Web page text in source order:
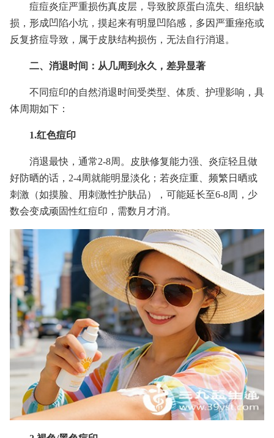
痘痘炎症严重损伤真皮层，导致胶原蛋白流失、组织缺
损，形成凹陷小坑，摸起来有明显凹陷感，多因严重痤疮或
反复挤痘导致，属于皮肤结构损伤，无法自行消退。
二、消退时间：从几周到永久，差异显著
不同痘印的自然消退时间受类型、体质、护理影响，具
体周期如下：
1.红色痘印
消退最快，通常2-8周。皮肤修复能力强、炎症轻且做
好防晒的话，2-4周就能明显淡化；若炎症重、频繁日晒或
刺激（如摸脸、用刺激性护肤品），可能延长至6-8周，少
数会变成顽固性红痘印，需数月才消。